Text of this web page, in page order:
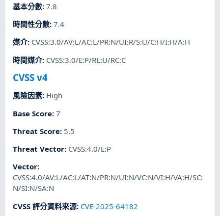
基本分數:7.8
時間性分數:7.4
媒介: CVSS:3.0/AV:L/AC:L/PR:N/UI:R/S:U/C:H/I:H/A:H
時間媒介: CVSS:3.0/E:P/RL:U/RC:C
CVSS v4
風險因素: High
Base Score:7
Threat Score: 5.5
Threat Vector: CVSS:4.0/E:P
Vector:
CVSS:4.0/AV:L/AC:L/AT:N/PR:N/UI:N/VC:N/VI:H/VA:H/SC:
N/SI:N/SA:N
CVSS 評分資料來源: CVE-2025-64182